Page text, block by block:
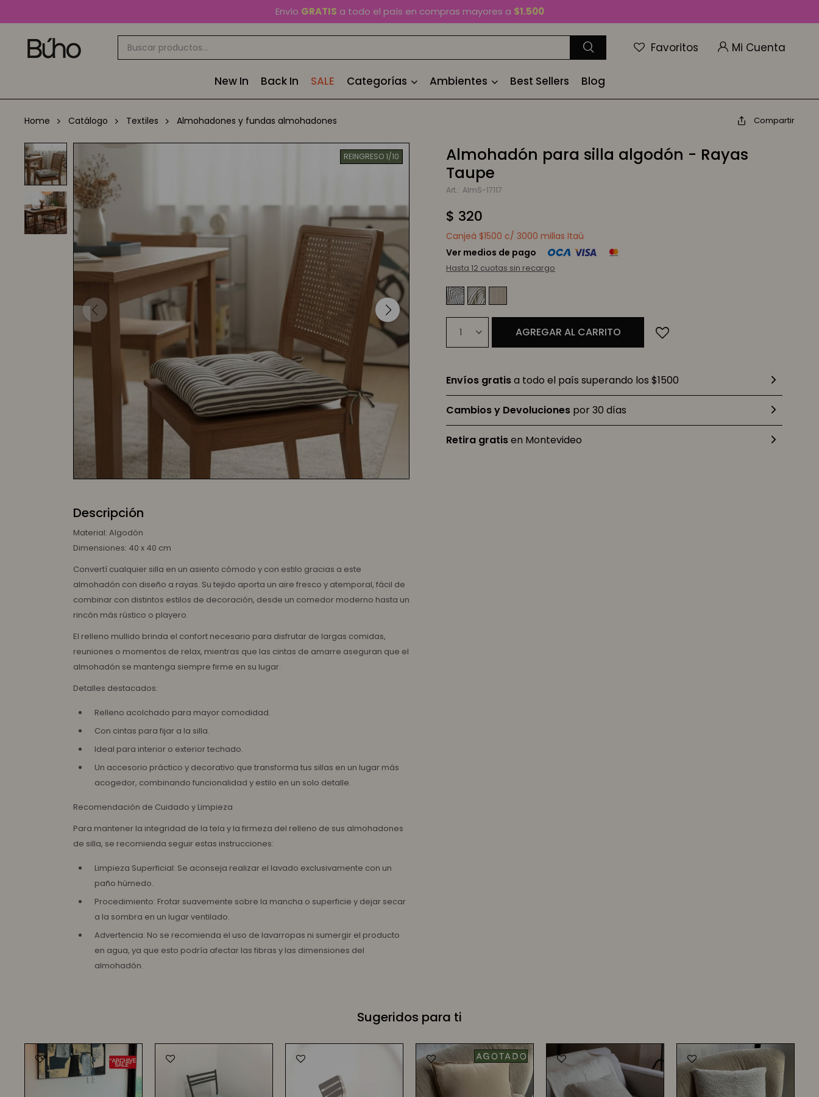
En Montevideo, envío en 2 horas disponible
Cambios y devoluciones gratispor 30 días
EnvíoGRATISa todo el país en compras mayores a$1.500
New In Back In SALE Categorías Ambientes Best Sellers Blog
Favoritos
Home Catálogo Textiles Almohadones y fundas almohadones Compartir
REINGRESO 1/10
Almohadón para silla algodón - Rayas
Taupe
AlmS-17117
$ 320
Canjeá $1500 c/ 3000 millas Itaú
Ver medios de pago
Hasta 12 cuotas sin recargo
1 AGREGAR AL CARRITO
Envíos gratisa todo el país superando los $1500
Cambios y Devoluciones por 30 días
Retira gratisen Montevideo
Descripción
Material: Algodón
Dimensiones: 40 x 40 cm
Convertí cualquier silla en un asiento cómodo y con estilo gracias a este
almohadón con diseño a rayas. Su tejido aporta un aire fresco y atemporal, fácil de
combinar con distintos estilos de decoración, desde un comedor moderno hasta un
rincón más rústico o playero.
El relleno mullido brinda el confort necesario para disfrutar de largas comidas,
reuniones o momentos de relax, mientras que las cintas de amarre aseguran que el
almohadón se mantenga siempre firme en su lugar.
Detalles destacados:
Relleno acolchado para mayor comodidad.
Con cintas para fijar a la silla.
Ideal para interior o exterior techado.
Un accesorio práctico y decorativo que transforma tus sillas en un lugar más
acogedor, combinando funcionalidad y estilo en un solo detalle.
Recomendación de Cuidado y Limpieza
Para mantener la integridad de la tela y la firmeza del relleno de sus almohadones
de silla, se recomienda seguir estas instrucciones:
Limpieza Superficial: Se aconseja realizar el lavado exclusivamente con un
paño húmedo.
Procedimiento: Frotar suavemente sobre la mancha o superficie y dejar secar
a la sombra en un lugar ventilado.
Advertencia: No se recomienda el uso de lavarropas ni sumergir el producto
en agua, ya que esto podría afectar las fibras y las dimensiones del
almohadón.
Sugeridos para ti